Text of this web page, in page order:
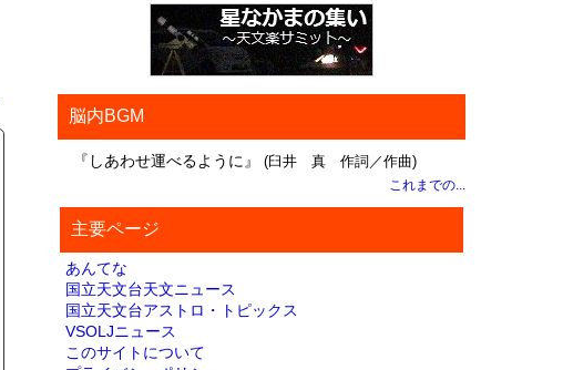
脳内BGM
『しあわせ運べるように』 (臼井 真 作詞／作曲)
これまでの...
主要ページ
あんてな
国立天文台天文ニュース
国立天文台アストロ・トピックス
VSOLJニュース
このサイトについて